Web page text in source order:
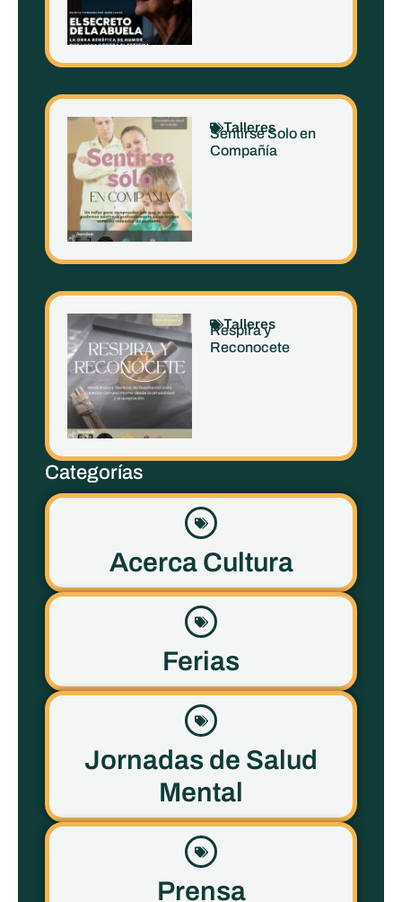
Talleres
Sentirse Solo en
Compañía
Talleres
Respira y
Reconocete
Categorías
Acerca Cultura
Ferias
Jornadas de Salud
Mental
Prensa